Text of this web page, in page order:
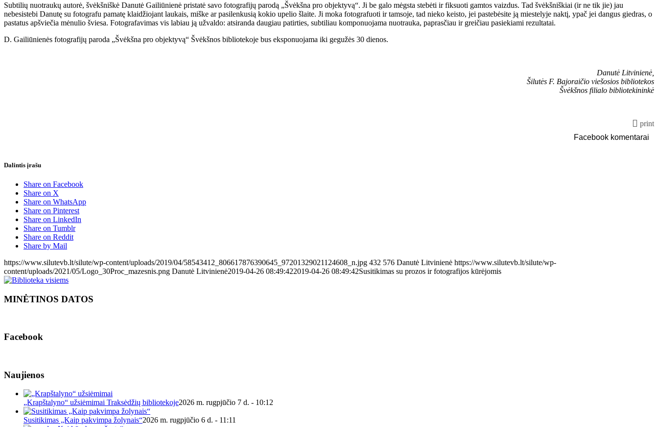
Subtilių nuotraukų autorė, švėkšniškė Danutė Gailiūnienė pristatė savo fotografijų parodą „Švėkšna pro objektyvą“. Ji be galo mėgsta stebėti ir fiksuoti gamtos vaizdus. Tad švėkšniškiai (ir ne tik jie) jau
nebesistebi Danutę su fotografu pamatę klaidžiojant laukais, miške ar pasilenkusią kokio upelio šlaite. Ji moka fotografuoti ir tamsoje, tad nieko keisto, jei pastebėsite ją miestelyje naktį, ypač jei dangus giedras, o
pastatus apšviečia mėnulio šviesa. Fotografavimas vis labiau ją užvaldo: atsiranda daugiau patirties, subtiliau komponuojama nuotrauka, paprasčiau ir greičiau pasiekiami rezultatai.
D. Gailiūnienės fotografijų paroda „Švėkšna pro objektyvą“ Švėkšnos bibliotekoje bus eksponuojama iki gegužės 30 dienos.
Danutė Litvinienė,
Šilutės F. Bajoraičio viešosios bibliotekos
Švėkšnos filialo bibliotekininkė
print
Facebook komentarai
Dalintis įrašu
Share on Facebook
Share on X
Share on WhatsApp
Share on Pinterest
Share on LinkedIn
Share on Tumblr
Share on Reddit
Share by Mail
https://www.silutevb.lt/silute/wp-content/uploads/2019/04/58543412_806617876390645_97201329021124608_n.jpg 432 576 Danutė Litvinienė https://www.silutevb.lt/silute/wp-
content/uploads/2021/05/Logo_30Proc_mazesnis.png Danutė Litvinienė2019-04-26 08:49:422019-04-26 08:49:42Susitikimas su prozos ir fotografijos kūrėjomis
MINĖTINOS DATOS
Facebook
Naujienos
„Krapštalyno“ užsiėmimai Traksėdžių bibliotekoje2026 m. rugpjūčio 7 d. - 10:12
Susitikimas „Kaip pakvimpa žolynais“2026 m. rugpjūčio 6 d. - 11:11